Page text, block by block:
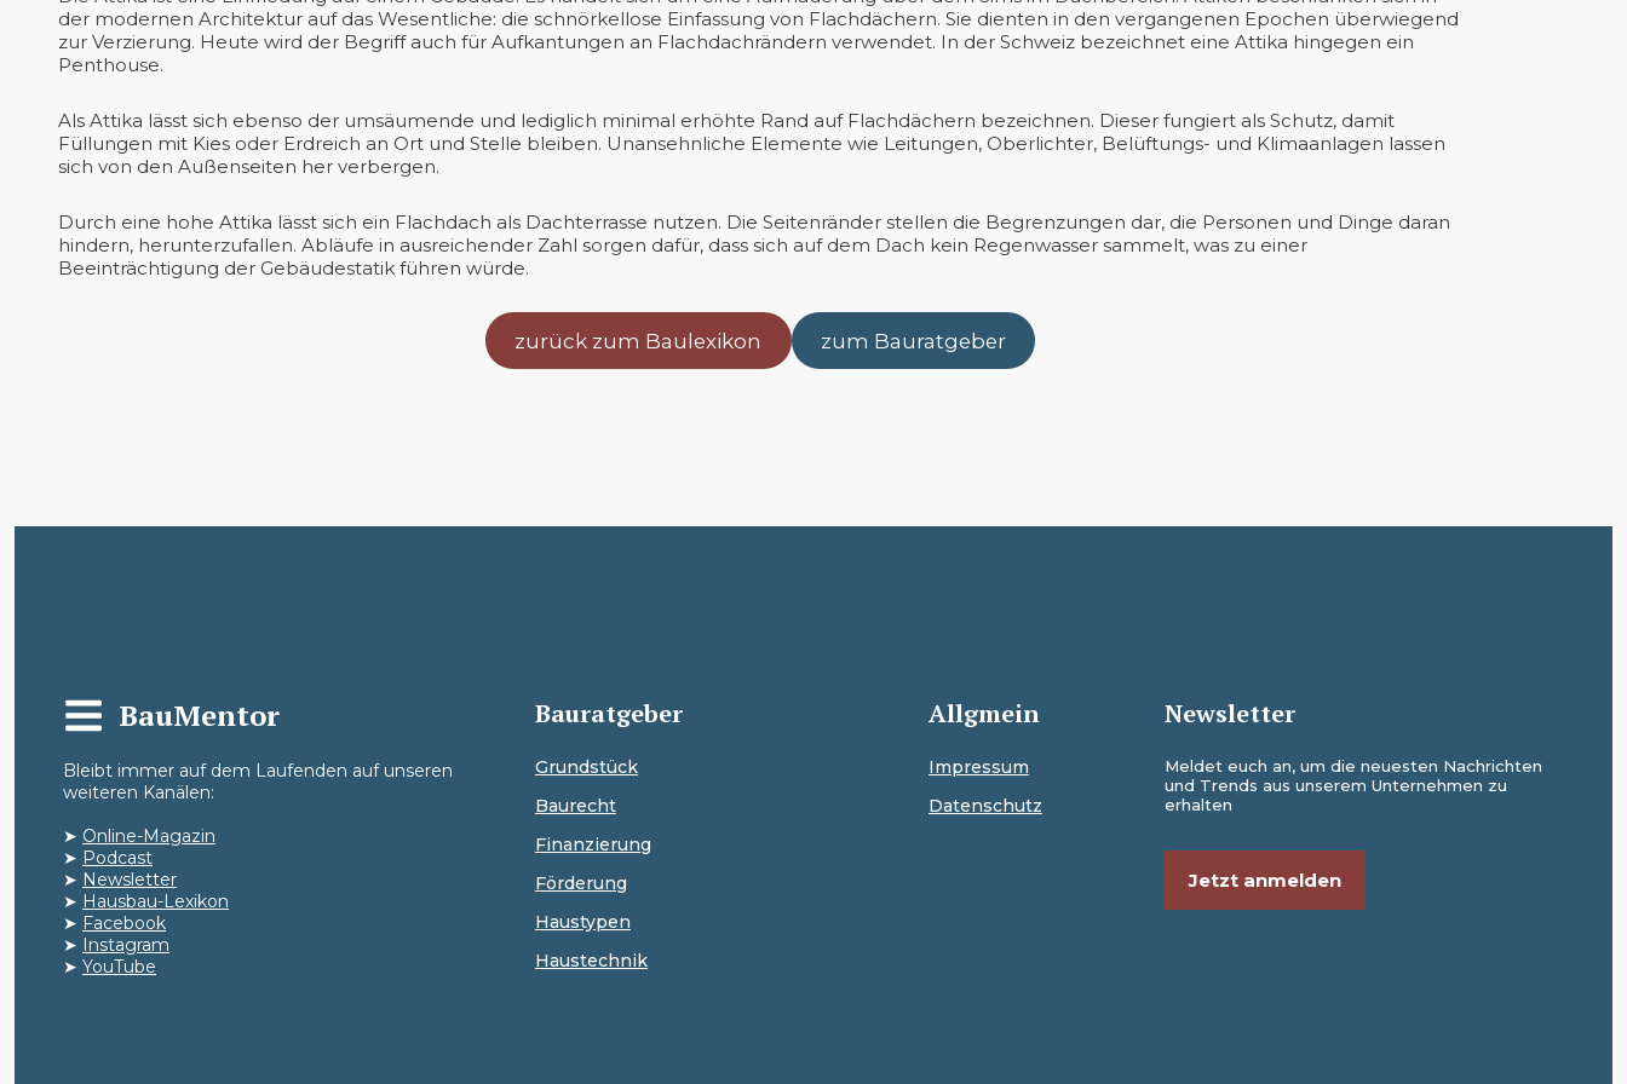
der modernen Architektur auf das Wesentliche: die schnörkellose Einfassung von Flachdächern. Sie dienten in den vergangenen Epochen überwiegend
zur Verzierung. Heute wird der Begriff auch für Aufkantungen an Flachdachrändern verwendet. In der Schweiz bezeichnet eine Attika hingegen ein
Penthouse.
Als Attika lässt sich ebenso der umsäumende und lediglich minimal erhöhte Rand auf Flachdächern bezeichnen. Dieser fungiert als Schutz, damit
Füllungen mit Kies oder Erdreich an Ort und Stelle bleiben. Unansehnliche Elemente wie Leitungen, Oberlichter, Belüftungs- und Klimaanlagen lassen
sich von den Außenseiten her verbergen.
Durch eine hohe Attika lässt sich ein Flachdach als Dachterrasse nutzen. Die Seitenränder stellen die Begrenzungen dar, die Personen und Dinge daran
hindern, herunterzufallen. Abläufe in ausreichender Zahl sorgen dafür, dass sich auf dem Dach kein Regenwasser sammelt, was zu einer
Beeinträchtigung der Gebäudestatik führen würde.
zurück zum Baulexikon zum Bauratgeber
BauMentor
Bleibt immer auf dem Laufenden auf unseren
weiteren Kanälen:
➤ Online-Magazin
➤ Podcast
➤ Newsletter
➤ Hausbau-Lexikon
➤ Facebook
➤ Instagram
➤ YouTube
Bauratgeber
Grundstück
Baurecht
Finanzierung
Förderung
Haustypen
Haustechnik
Allgmein
Impressum
Datenschutz
Newsletter
Meldet euch an, um die neuesten Nachrichten
und Trends aus unserem Unternehmen zu
erhalten
Jetzt anmelden